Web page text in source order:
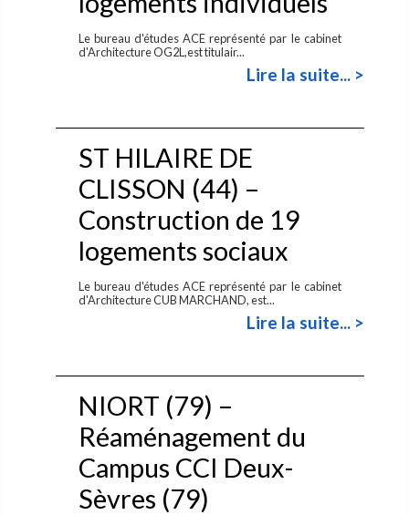
Le bureau d'études ACE représenté par le cabinet
d'Architecture OG2L,est titulair...
Lire la suite... >
ST HILAIRE DE
CLISSON (44) –
Construction de 19
logements sociaux
Le bureau d'études ACE représenté par le cabinet
d'Architecture CUB MARCHAND, est...
Lire la suite... >
NIORT (79) –
Réaménagement du
Campus CCI Deux-
Sèvres (79)